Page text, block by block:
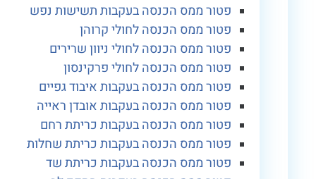
פטור ממס הכנסה בעקבות תשישות נפש
פטור ממס הכנסה לחולי קרוהן
פטור ממס הכנסה לחולי ניוון שרירים
פטור ממס הכנסה לחולי פרקינסון
פטור ממס הכנסה בעקבות איבוד גפיים
פטור ממס הכנסה בעקבות אובדן ראייה
פטור ממס הכנסה בעקבות כריתת רחם
פטור ממס הכנסה בעקבות כריתת שחלות
פטור ממס הכנסה בעקבות כריתת שד